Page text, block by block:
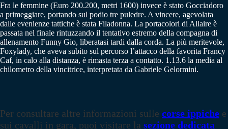
Fra le femmine (Euro 200.200, metri 1600) invece è stato Gocciadoro
a primeggiare, portando sul podio tre puledre. A vincere, agevolata
dalle evenienze tattiche è stata Filadonna. La portacolori di Allaire è
passata nel finale rintuzzando il tentativo estremo della compagna di
allenamento Funny Gio, liberatasi tardi dalla corda. La più meritevole,
Foxylady, che aveva subito sul percorso l’attacco della favorita Francy
Caf, in calo alla distanza, è rimasta terza a contatto. 1.13.6 la media al
chilometro della vincitrice, interpretata da Gabriele Gelormini.
Per consultare altre informazioni sulle corse ippiche e
sui cavalli in gara, puoi visitare la sezione dedicata